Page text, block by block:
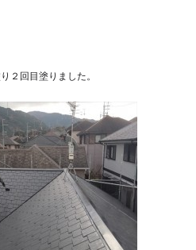
２回目塗りました。